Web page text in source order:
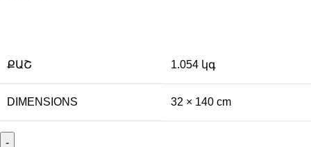
ՔԱՇ 1.054 կգ
DIMENSIONS 32 × 140 cm